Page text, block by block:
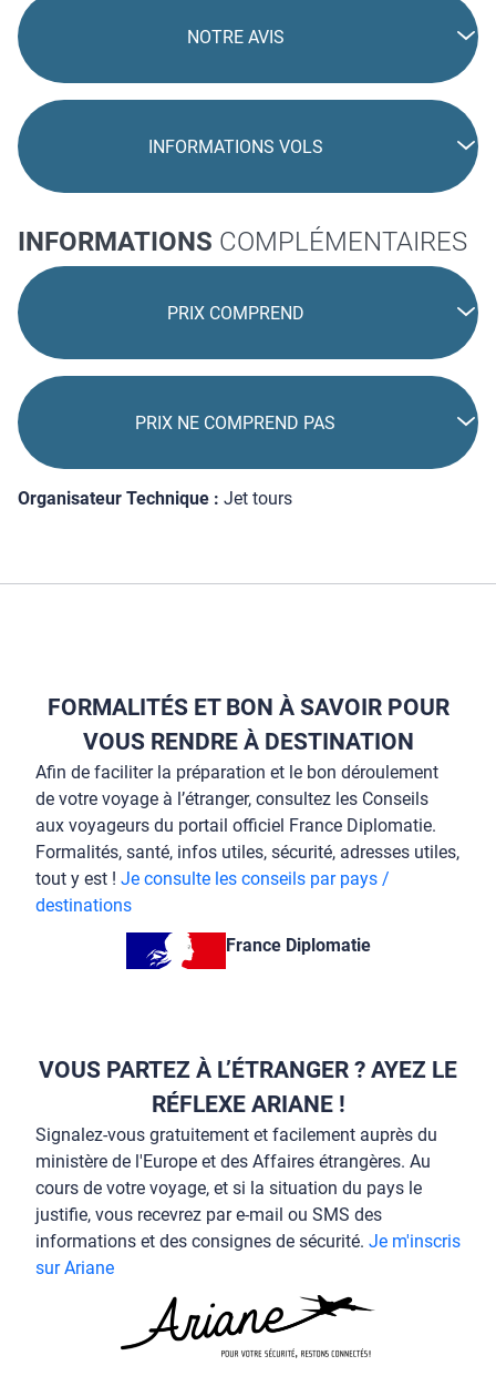
NOTRE AVIS
INFORMATIONS VOLS
INFORMATIONS COMPLÉMENTAIRES
PRIX COMPREND
PRIX NE COMPREND PAS
Organisateur Technique : Jet tours
FORMALITÉS ET BON À SAVOIR POUR
VOUS RENDRE À DESTINATION
Afin de faciliter la préparation et le bon déroulement
de votre voyage à l’étranger, consultez les Conseils
aux voyageurs du portail officiel France Diplomatie.
Formalités, santé, infos utiles, sécurité, adresses utiles,
tout y est ! Je consulte les conseils par pays /
destinations
France Diplomatie
VOUS PARTEZ À L’ÉTRANGER ? AYEZ LE
RÉFLEXE ARIANE !
Signalez-vous gratuitement et facilement auprès du
ministère de l'Europe et des Affaires étrangères. Au
cours de votre voyage, et si la situation du pays le
justifie, vous recevrez par e-mail ou SMS des
informations et des consignes de sécurité. Je m'inscris
sur Ariane